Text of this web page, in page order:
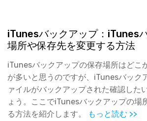
iTunesバックアップ：iTunes
場所や保存先を変更する方法
iTunesバックアップの保存場所はどこ
が多いと思うのですが、iTunesバック
ァイルがバックアップされた確認した
ょう。ここでiTunesバックアップの場
る方法を紹介します。
もっと読む >>